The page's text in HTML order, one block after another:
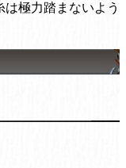
極力踏まないよう